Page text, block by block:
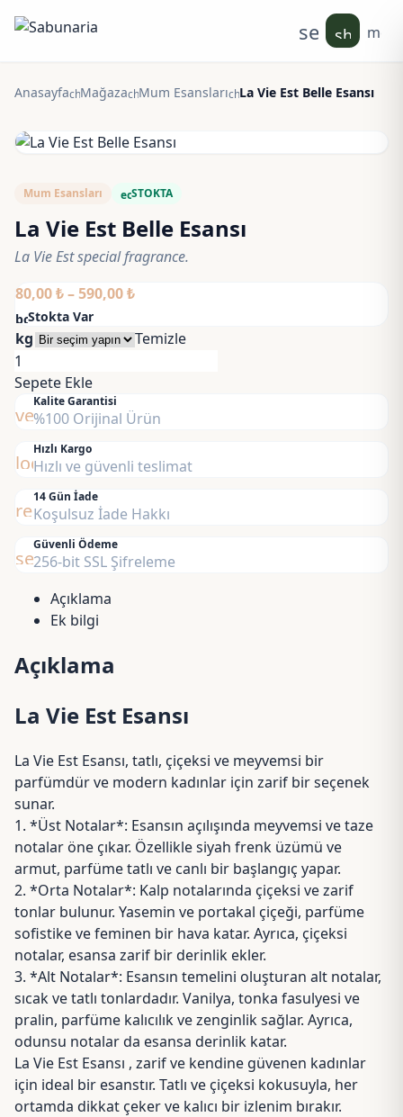
search
Anasayfachevron_right
Mağazachevron_right
Mum Esanslarıchevron_right
La Vie Est Belle Esansı
Mum Esansları ecoSTOKTA
La Vie Est Belle Esansı
La Vie Est special fragrance.
80,00₺–590,00₺Fiyat
80,00 ₺
boltStokta Var
kg
Temizle
La
Vie
Belle
Esansı
adet
Sepete Ekle
verified
Kalite Garantisi
%100 Orijinal Ürün
local_shipping
Hızlı Kargo
Hızlı ve güvenli teslimat
replay
14 Gün İade
Koşulsuz İade Hakkı
security
Güvenli Ödeme
256-bit SSL Şifreleme
Açıklama
Ek bilgi
Açıklama
La Vie Est Esansı
La Vie Est Esansı, tatlı, çiçeksi ve meyvemsi bir
parfümdür ve modern kadınlar için zarif bir seçenek
sunar.
1. *Üst Notalar*: Esansın açılışında meyvemsi ve taze
notalar öne çıkar. Özellikle siyah frenk üzümü ve
armut, parfüme tatlı ve canlı bir başlangıç yapar.
2. *Orta Notalar*: Kalp notalarında çiçeksi ve zarif
tonlar bulunur. Yasemin ve portakal çiçeği, parfüme
sofistike ve feminen bir hava katar. Ayrıca, çiçeksi
notalar, esansa zarif bir derinlik ekler.
3. *Alt Notalar*: Esansın temelini oluşturan alt notalar,
sıcak ve tatlı tonlardadır. Vanilya, tonka fasulyesi ve
pralin, parfüme kalıcılık ve zenginlik sağlar. Ayrıca,
odunsu notalar da esansa derinlik katar.
La Vie Est Esansı , zarif ve kendine güvenen kadınlar
için ideal bir esanstır. Tatlı ve çiçeksi kokusuyla, her
ortamda dikkat çeker ve kalıcı bir izlenim bırakır.